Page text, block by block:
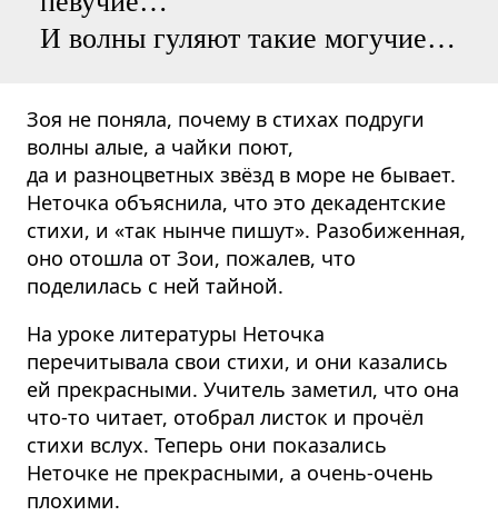
И волны гуляют такие могучие…
Зоя не поняла, почему в стихах подруги
волны алые, а чайки поют,
да и разноцветных звёзд в море не бывает.
Неточка объяснила, что это декадентские
стихи, и «так нынче пишут». Разобиженная,
оно отошла от Зои, пожалев, что
поделилась с ней тайной.
На уроке литературы Неточка
перечитывала свои стихи, и они казались
ей прекрасными. Учитель заметил, что она
что-то читает, отобрал листок и прочёл
стихи вслух. Теперь они показались
Неточке не прекрасными, а очень-очень
плохими.